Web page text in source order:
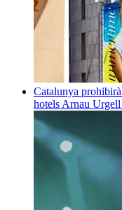
Catalunya
hotels Arnau